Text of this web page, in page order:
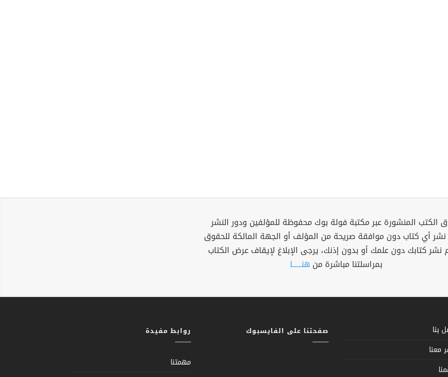
الكتب المنشورة عبر مكتبة فولة بوك محفوظة للمؤلفين ودور النشر
نشر أي كتاب دون موافقة صريحة من المؤلف أو الجهة المالكة للحقوق
نشر كتابك دون علمك أو بدون إذنك، يرجى الإبلاغ لإيقاف عرض الكتاب
بمراسلتنا مباشرة من هنــــــا
بنا
معنا
صفحتنا على الفايسبوك روابط مفيدة
مهمتنا